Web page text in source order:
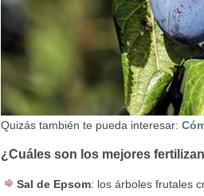
Quizás también te pueda interesar:
¿Cuáles son los mejores
Sal de Epsom: los árboles frutales